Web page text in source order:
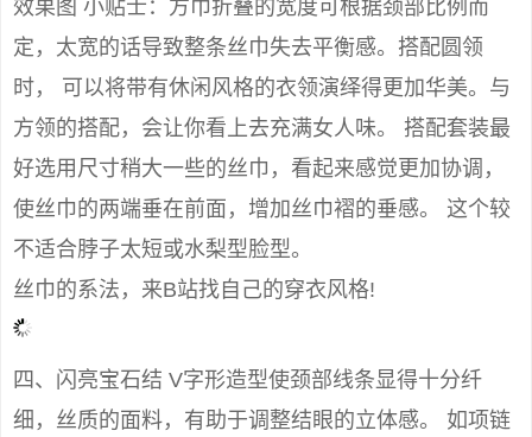
效果图 小贴士：方巾折叠的宽度可根据颈部比例而
定，太宽的话导致整条丝巾失去平衡感。搭配圆领
时， 可以将带有休闲风格的衣领演绎得更加华美。与
方领的搭配，会让你看上去充满女人味。 搭配套装最
好选用尺寸稍大一些的丝巾，看起来感觉更加协调，
使丝巾的两端垂在前面，增加丝巾褶的垂感。 这个较
不适合脖子太短或水梨型脸型。
丝巾的系法，来B站找自己的穿衣风格!
四、闪亮宝石结 V字形造型使颈部线条显得十分纤
细，丝质的面料，有助于调整结眼的立体感。 如项链